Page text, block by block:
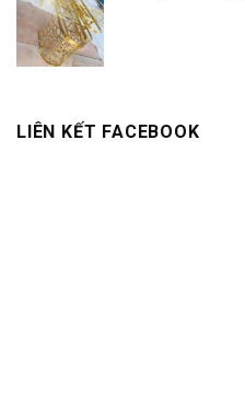
LIÊN KẾT FACEBOOK